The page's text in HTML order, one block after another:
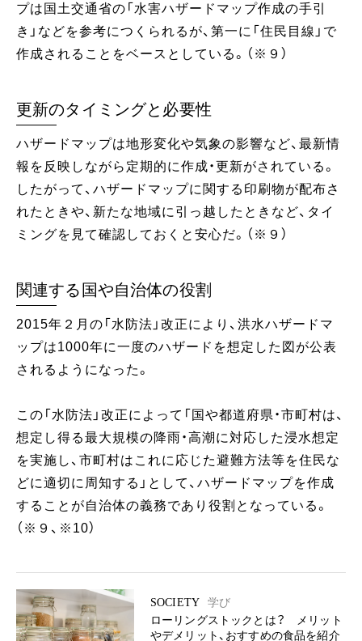
プは国土交通省の「水害ハザードマップ作成の手引
き」などを参考につくられるが、第一に「住民目線」で
作成されることをベースとしている。（※９）
更新のタイミングと必要性
ハザードマップは地形変化や気象の影響など、最新情
報を反映しながら定期的に作成・更新がされている。
したがって、ハザードマップに関する印刷物が配布さ
れたときや、新たな地域に引っ越したときなど、タイ
ミングを見て確認しておくと安心だ。（※９）
関連する国や自治体の役割
2015年２月の「水防法」改正により、洪水ハザードマ
ップは1000年に一度のハザードを想定した図が公表
されるようになった。
この「水防法」改正によって「国や都道府県・市町村は、
想定し得る最大規模の降雨・高潮に対応した浸水想定
を実施し、市町村はこれに応じた避難方法等を住民な
どに適切に周知する」として、ハザードマップを作成
することが自治体の義務であり役割となっている。
（※９、※10）
SOCIETY
学び
ローリングストックとは？ メリット
やデメリット、おすすめの食品を紹介